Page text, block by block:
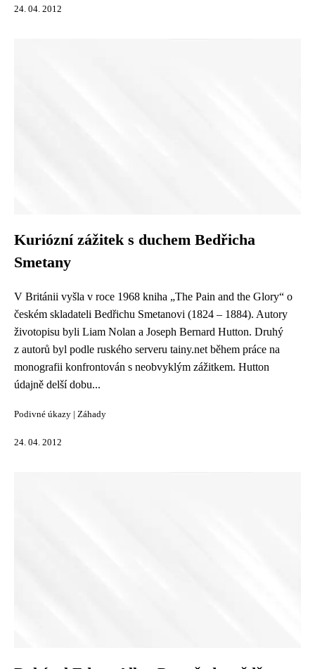
24. 04. 2012
Kuriózní zážitek s duchem Bedřicha
Smetany
V Británii vyšla v roce 1968 kniha „The Pain and the Glory“ o
českém skladateli Bedřichu Smetanovi (1824 – 1884). Autory
životopisu byli Liam Nolan a Joseph Bernard Hutton. Druhý
z autorů byl podle ruského serveru tainy.net během práce na
monografii konfrontován s neobvyklým zážitkem. Hutton
údajně delší dobu...
Podivné úkazy Záhady
24. 04. 2012